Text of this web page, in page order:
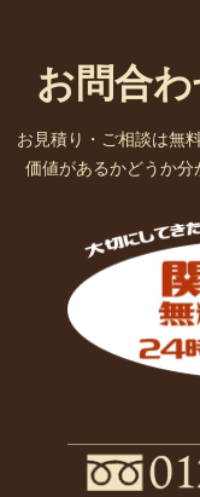
お問合
お見積り・ご相談は無
価値があるかどうか分